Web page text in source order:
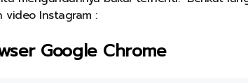
Instagram :
Google Chrome